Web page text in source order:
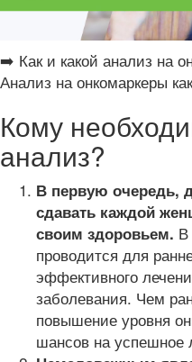
➡️ Как и какой анализ на
Анализ на онкомаркеры
Кому
анализ?
В первую очередь,
сдавать каждой
своим здоровьем. В
проводится для
эффективного
заболевания. Чем
повышение уровня
шансов на успешное